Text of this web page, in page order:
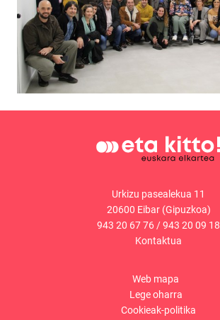
Urkizu pasealekua 11
20600 Eibar (Gipuzkoa)
943 20 67 76 /943 20 09 18
Kontaktua
Web mapa
Lege oharra
Cookieak-politika